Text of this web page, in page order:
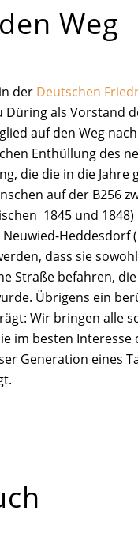
Weg
der Deutschen
Düring als Vorstand
auf den Weg
Enthüllung des
die die in die Jahre
auf der B256
1845 und
Heddesdorf
dass sie
Straße befahren,
Übrigens ein
Wir bringen alle
im besten
Generation eines